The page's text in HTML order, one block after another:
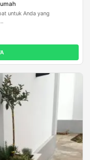
untuk Anda yang